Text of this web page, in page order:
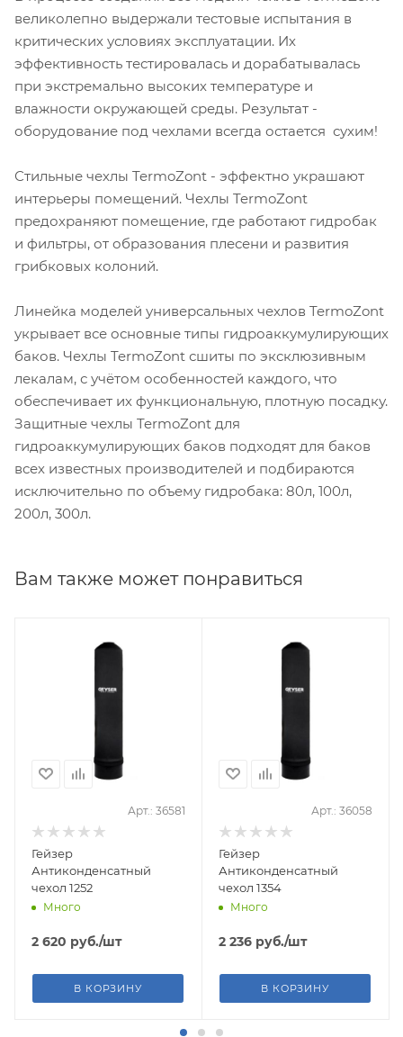
великолепно выдержали тестовые испытания в
критических условиях эксплуатации. Их
эффективность тестировалась и дорабатывалась
при экстремально высоких температуре и
влажности окружающей среды. Результат -
оборудование под чехлами всегда остается сухим!
Стильные чехлы TermoZont - эффектно украшают
интерьеры помещений. Чехлы TermoZont
предохраняют помещение, где работают гидробак
и фильтры, от образования плесени и развития
грибковых колоний.
Линейка моделей универсальных чехлов TermoZont
укрывает все основные типы гидроаккумулирующих
баков. Чехлы TermoZont сшиты по эксклюзивным
лекалам, с учётом особенностей каждого, что
обеспечивает их функциональную, плотную посадку.
Защитные чехлы TermoZont для
гидроаккумулирующих баков подходят для баков
всех известных производителей и подбираются
исключительно по объему гидробака: 80л, 100л,
200л, 300л.
Вам также может понравиться
Арт.: 36581
Гейзер
Антиконденсатный
чехол 1252
Много
2 620 руб./шт
В КОРЗИНУ
Арт.: 36058
Гейзер
Антиконденсатный
чехол 1354
Много
2 236 руб./шт
В КОРЗИНУ